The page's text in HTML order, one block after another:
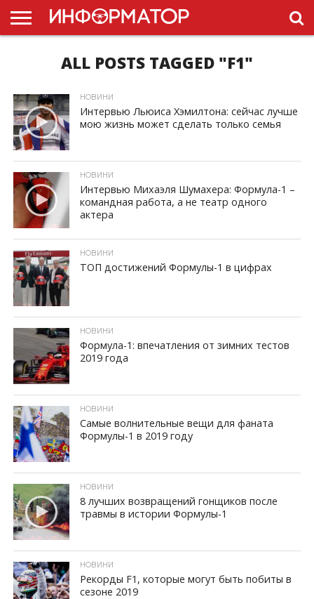
ГОЛОВНА
НОВИНИ
УКРАЇНИ
РЕКЛАМА
ПРОЕКТЫALL POSTS TAGGED "F1"
ID, "post_views_count", true); if ( $post_views >= 1) { ?>
НОВИНИ
Интервью Льюиса Хэмилтона: сейчас лучше
мою жизнь может сделать только семья
ID, "post_views_count", true); if ( $post_views >= 1) { ?>
НОВИНИ
Интервью Михаэля Шумахера: Формула-1 –
командная работа, а не театр одного
актера
ID, "post_views_count", true); if ( $post_views >= 1) { ?>
НОВИНИ
ТОП достижений Формулы-1 в цифрах
ID, "post_views_count", true); if ( $post_views >= 1) { ?>
НОВИНИ
Формула-1: впечатления от зимних тестов
2019 года
ID, "post_views_count", true); if ( $post_views >= 1) { ?>
НОВИНИ
Самые волнительные вещи для фаната
Формулы-1 в 2019 году
ID, "post_views_count", true); if ( $post_views >= 1) { ?>
НОВИНИ
8 лучших возвращений гонщиков после
травмы в истории Формулы-1
НОВИНИ
Рекорды F1, которые могут быть побиты в
сезоне 2019